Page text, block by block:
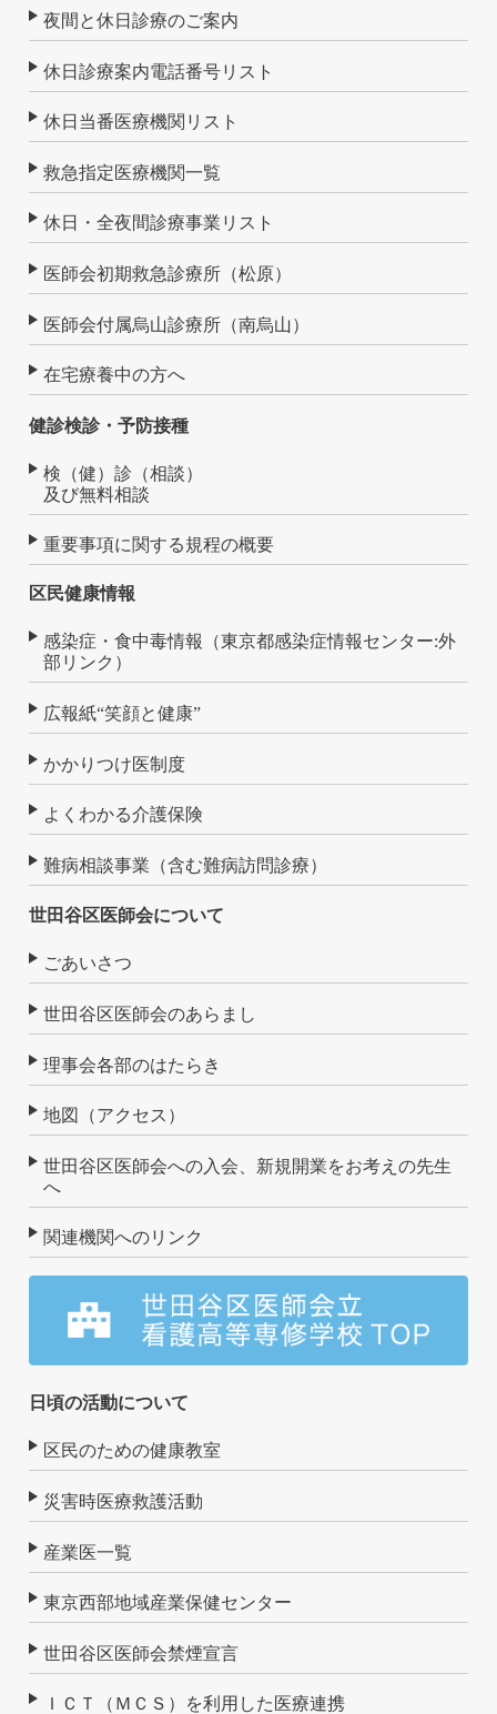
夜間と休日診療のご案内
休日診療案内電話番号リスト
休日当番医療機関リスト
救急指定医療機関一覧
休日・全夜間診療事業リスト
医師会初期救急診療所（松原）
医師会付属烏山診療所（南烏山）
在宅療養中の方へ
健診検診・予防接種
検（健）診（相談）
及び無料相談
重要事項に関する規程の概要
区民健康情報
感染症・食中毒情報（東京都感染症情報センター:外
部リンク）
広報紙“笑顔と健康”
かかりつけ医制度
よくわかる介護保険
難病相談事業（含む難病訪問診療）
世田谷区医師会について
ごあいさつ
世田谷区医師会のあらまし
理事会各部のはたらき
地図（アクセス）
世田谷区医師会への入会、新規開業をお考えの先生
へ
関連機関へのリンク
日頃の活動について
区民のための健康教室
災害時医療救護活動
産業医一覧
東京西部地域産業保健センター
世田谷区医師会禁煙宣言
ＩＣＴ（ＭＣＳ）を利用した医療連携